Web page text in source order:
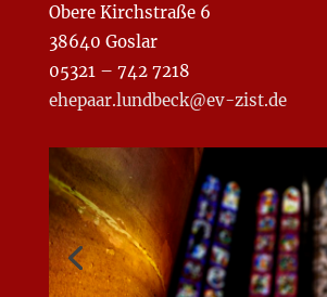
Obere Kirchstraße 6
38640 Goslar
05321 – 742 7218
ehepaar.lundbeck@ev-zist.de